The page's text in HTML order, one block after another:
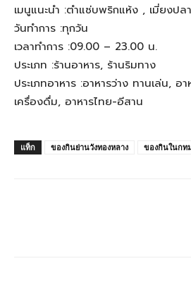
เมนูแนะนำ :ตำแซ่บพริกแห้ง , เมี่ยงป
วันทำการ :ทุกวัน
เวลาทำการ :09.00 – 23.00 น.
ประเภท :ร้านอาหาร, ร้านริมทาง
ประเภทอาหาร :อาหารว่าง ทานเล่น, อ
เครื่องดื่ม, อาหารไทย-อีสาน
แท็ก ของกินย่านวังทองหลาง ของกินในกท